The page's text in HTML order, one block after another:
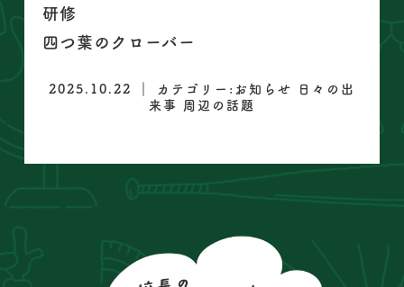
研修
四つ葉のクローバー
2025.10.22 ｜ カテゴリー: お知らせ
日々の出
来事
周辺の話題